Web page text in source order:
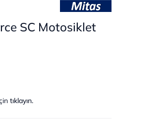
SC Motosiklet
tıklayın.